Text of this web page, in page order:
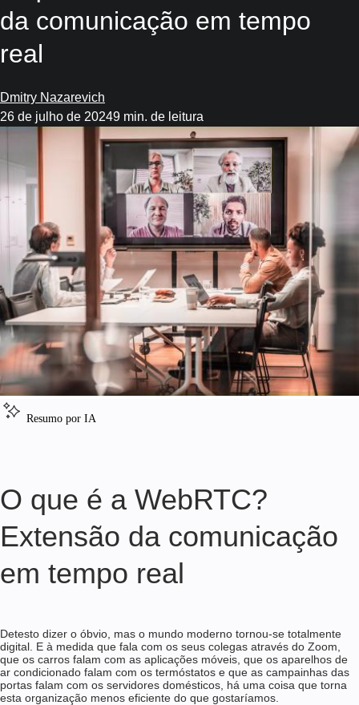
da comunicação em tempo
real
Dmitry Nazarevich
26 de julho de 20249 min. de leitura
Resumo por IA
O que é a WebRTC?
Extensão da comunicação
em tempo real
Detesto dizer o óbvio, mas o mundo moderno tornou-se totalmente
digital. E à medida que fala com os seus colegas através do Zoom,
que os carros falam com as aplicações móveis, que os aparelhos de
ar condicionado falam com os termóstatos e que as campainhas das
portas falam com os servidores domésticos, há uma coisa que torna
esta organização menos eficiente do que gostaríamos.